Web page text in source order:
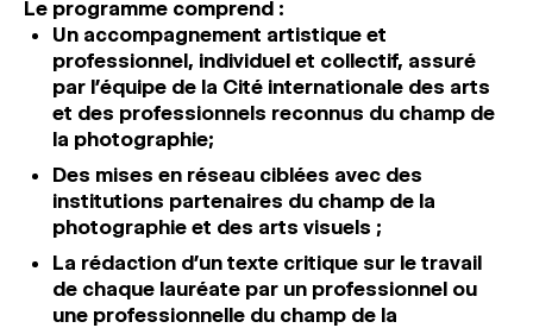
Le programme comprend :
Un accompagnement artistique et
professionnel, individuel et collectif, assuré
par l’équipe de la Cité internationale des arts
et des professionnels reconnus du champ de
la photographie;
Des mises en réseau ciblées avec des
institutions partenaires du champ de la
photographie et des arts visuels ;
La rédaction d’un texte critique sur le travail
de chaque lauréate par un professionnel ou
une professionnelle du champ de la